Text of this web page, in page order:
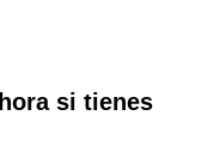
si tienes